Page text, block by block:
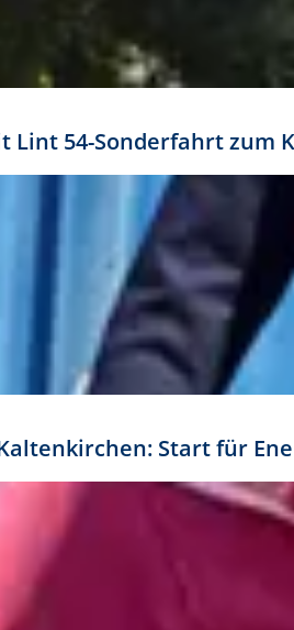
Lint 54-Sonderfahrt
Start für